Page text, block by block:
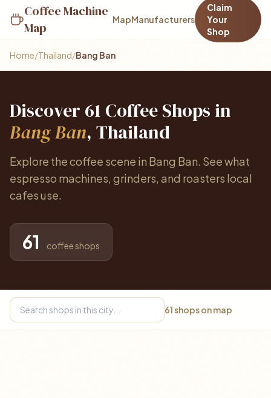
Coffee Machine
Map
MapManufacturers
Claim
Your
Shop
Home/Thailand/Bang Ban
Discover 61 Coffee Shops in
Bang Ban, Thailand
Explore the coffee scene in Bang Ban. See what
espresso machines, grinders, and roasters local
cafes use.
61 coffee shops
61 shops on map